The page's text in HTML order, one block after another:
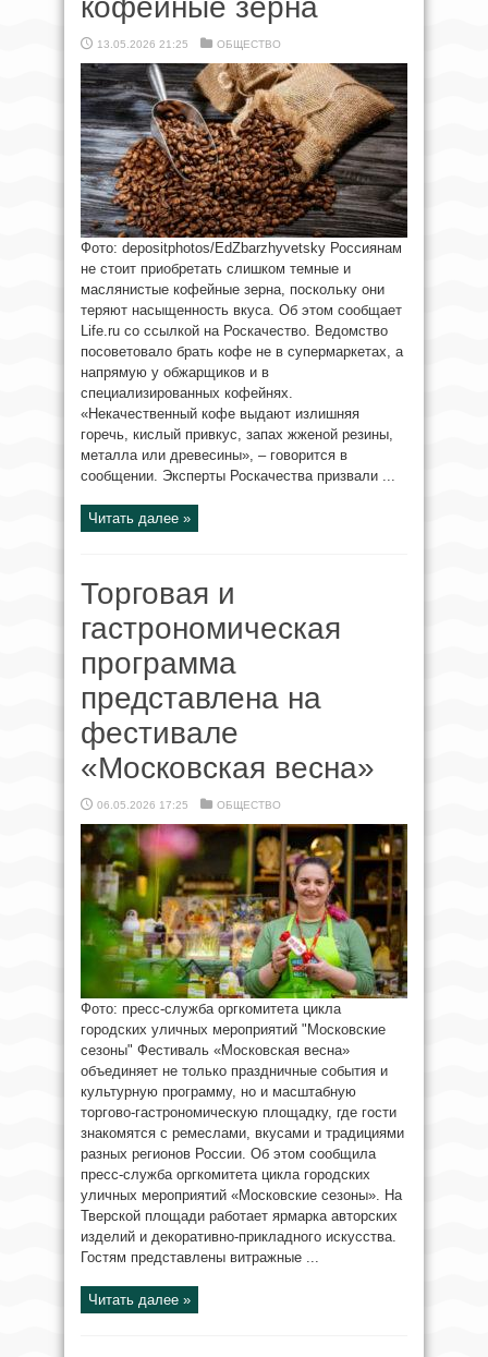
кофейные зерна
13.05.2026 21:25 ОБЩЕСТВО
Фото: depositphotos/EdZbarzhyvetsky Россиянам
не стоит приобретать слишком темные и
маслянистые кофейные зерна, поскольку они
теряют насыщенность вкуса. Об этом сообщает
Life.ru со ссылкой на Роскачество. Ведомство
посоветовало брать кофе не в супермаркетах, а
напрямую у обжарщиков и в
специализированных кофейнях.
«Некачественный кофе выдают излишняя
горечь, кислый привкус, запах жженой резины,
металла или древесины», – говорится в
сообщении. Эксперты Роскачества призвали ...
Читать далее »
Торговая и
гастрономическая
программа
представлена на
фестивале
«Московская весна»
06.05.2026 17:25 ОБЩЕСТВО
Фото: пресс-служба оргкомитета цикла
городских уличных мероприятий "Московские
сезоны" Фестиваль «Московская весна»
объединяет не только праздничные события и
культурную программу, но и масштабную
торгово-гастрономическую площадку, где гости
знакомятся с ремеслами, вкусами и традициями
разных регионов России. Об этом сообщила
пресс-служба оргкомитета цикла городских
уличных мероприятий «Московские сезоны». На
Тверской площади работает ярмарка авторских
изделий и декоративно-прикладного искусства.
Гостям представлены витражные ...
Читать далее »